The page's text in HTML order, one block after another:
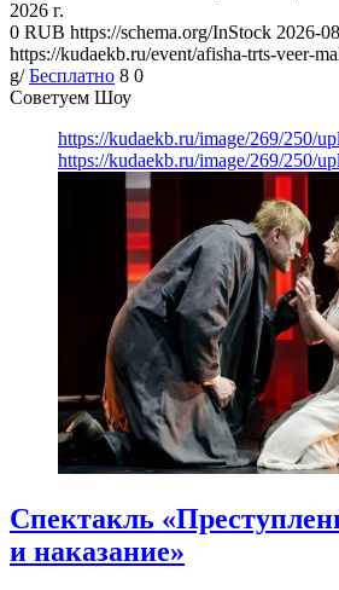
2026 г.
0 RUB https://schema.org/InStock 2026-
https://kudaekb.ru/event/afisha-trts-veer-
g/ Бесплатно 8 0
Советуем Шоу
https://kudaekb.ru/image/269/250/
https://kudaekb.ru/image/269/250/
Спектакль
и наказание»